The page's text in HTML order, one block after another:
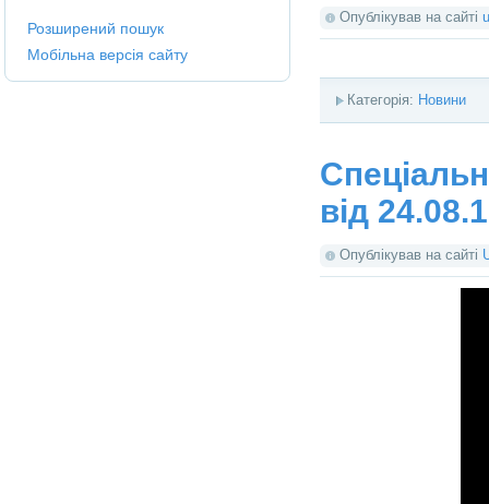
Опублікував на сайті
Категорія: Новини
від
Опублікував на сайті
Розширений пошук
Мобільна версія сайту